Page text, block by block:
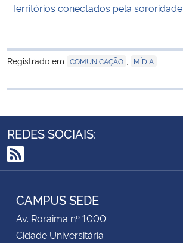
Territórios conectados pela sororidade
Registrado em COMUNICAÇÃO MÍDIA
REDES SOCIAIS:
RSS
CAMPUS SEDE
Av. Roraima nº 1000
Cidade Universitária